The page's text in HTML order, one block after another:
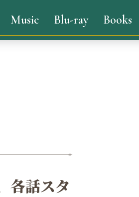
Music Blu-ray Books
各話スタ